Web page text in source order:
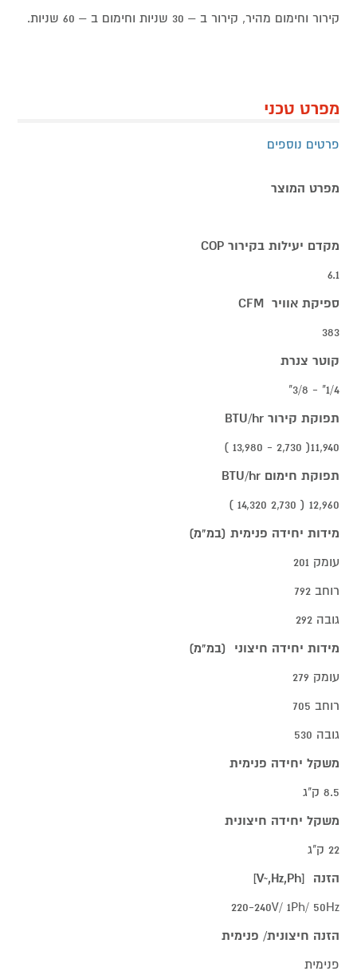
קירור וחימום מהיר, קירור ב – 30 שניות וחימום ב – 60 שניות.
מפרט טכני
פרטים נוספים
מפרט המוצר
מקדם יעילות בקירור COP
6.1
ספיקת אוויר CFM
383
קוטר צנרת
1/4" - 3/8"
תפוקת קירור BTU/hr
11,940( 2,730 - 13,980 )
תפוקת חימום BTU/hr
12,960 ( 2,730 14,320 )
מידות יחידה פנימית (במ"מ)
עומק 201
רוחב 792
גובה 292
מידות יחידה חיצוני (במ"מ)
עומק 279
רוחב 705
גובה 530
משקל יחידה פנימית
8.5 ק"ג
משקל יחידה חיצונית
22 ק"ג
הזנה [V~,Hz,Ph]
220-240V/ 1Ph/ 50Hz
הזנה חיצונית/ פנימית
פנימית